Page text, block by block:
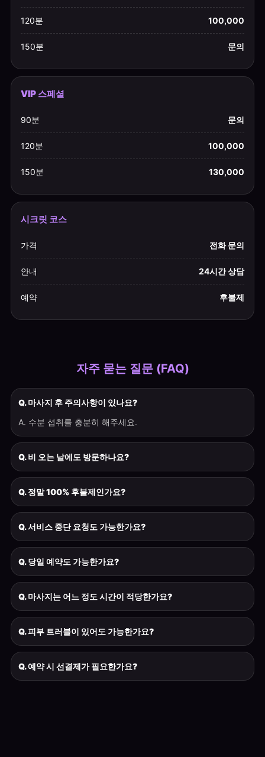
120분 100,000
150분 문의
VIP 스페셜
90분 문의
120분 100,000
150분 130,000
시크릿 코스
가격 전화 문의
안내 24시간 상담
예약 후불제
자주 묻는 질문 (FAQ)
Q. 마사지 후 주의사항이 있나요?
A. 수분 섭취를 충분히 해주세요.
Q. 비 오는 날에도 방문하나요?
Q. 정말 100% 후불제인가요?
Q. 서비스 중단 요청도 가능한가요?
Q. 당일 예약도 가능한가요?
Q. 마사지는 어느 정도 시간이 적당한가요?
Q. 피부 트러블이 있어도 가능한가요?
Q. 예약 시 선결제가 필요한가요?